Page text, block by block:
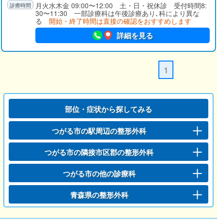
月火水木金 09:00〜12:00 土・日・祝休診 受付時間8:
30〜11:30 一部診療科は午後診療あり､科により異な
る 開始・終了時間は直接の確認をおすすめします
詳細を見る
1
部位・症状から探してみる
つがる市の駅周辺の整形外科
つがる市の隣接市区郡の整形外科
つがる市の他の診療科
青森県の整形外科